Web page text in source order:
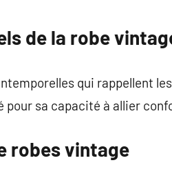
de la robe
qui rappellent
pour sa capacité à allier
robes vintage